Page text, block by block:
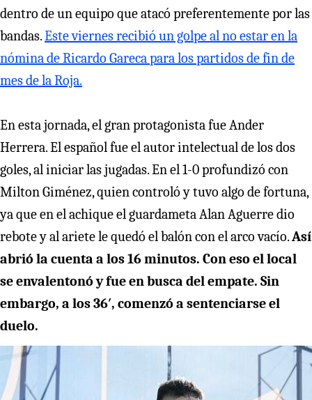
dentro de un equipo que atacó preferentemente por las
bandas.Este viernes recibió un golpe al no estar en la
nómina de Ricardo Gareca para los partidos de fin de
mes de la Roja.
En esta jornada, el gran protagonista fue Ander
Herrera. El español fue el autor intelectual de los dos
goles, al iniciar las jugadas. En el 1-0 profundizó con
Milton Giménez, quien controló y tuvo algo de fortuna,
ya que en el achique el guardameta Alan Aguerre dio
rebote y al ariete le quedó el balón con el arco vacío.Así
abrió la cuenta a los 16 minutos. Con eso el local
se envalentonó y fue en busca del empate. Sin
embargo, a los 36′, comenzó a sentenciarse el
duelo.